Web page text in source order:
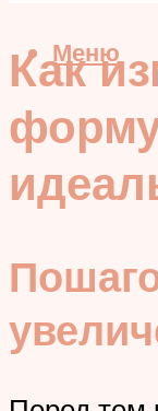
Меню
Как